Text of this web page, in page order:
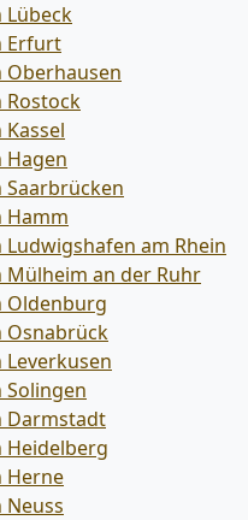
Lübeck
Erfurt
Oberhausen
Rostock
Hagen
Saarbrücken
Hamm
am Rhein
Mülheim an der Ruhr
Oldenburg
Osnabrück
Solingen
Darmstadt
Heidelberg
Herne
Neuss